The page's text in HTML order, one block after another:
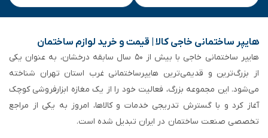
هایپر ساختمانی خاجی‌ کالا | قیمت و خرید لوازم ساختمان
هایپر ساختمانی خاجی‌ با بیش از ۵۰ سال سابقه‌ درخشان، به عنوان یکی
از بزرگ‌ترین و قدیمی‌ترین هایپرساختمانی‌ غرب استان تهران شناخته
می‌شود. این مجموعه بزرگ، فعالیت خود را از یک مغازه ابزارفروشی کوچک
آغاز کرد و با گسترش تدریجی خدمات و کالاها، امروز به یکی از مراجع
تخصصی صنعت ساختمان در ایران تبدیل شده است.